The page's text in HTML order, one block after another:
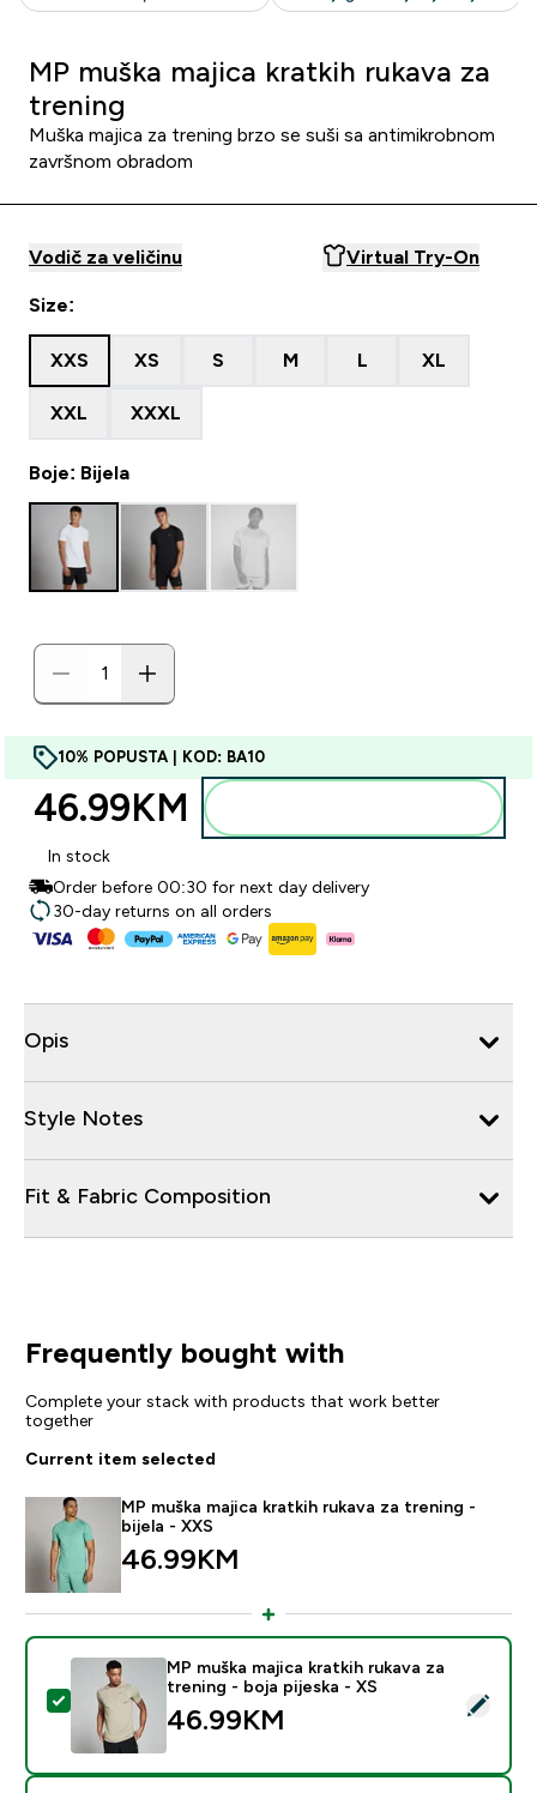
MP muška majica kratkih rukava za
trening
Muška majica za trening brzo se suši sa antimikrobnom
završnom obradom
Vodič za veličinu Virtual Try-On
Size:
XXS XS S M L XL
XXL XXXL
Boje: Bijela
10% POPUSTA | KOD: BA10
46.99KM‎
In stock
Order before 00:30 for next day delivery
30-day returns on all orders
Opis
Style Notes
Fit & Fabric Composition
Frequently bought with
Complete your stack with products that work better
together
Current item selected
MP muška majica kratkih rukava za trening -
bijela - XXS
46.99KM‎
Select this product - MP muška majica kratkih rukava
MP muška majica kratkih rukava za
trening - boja pijeska - XS
46.99KM‎